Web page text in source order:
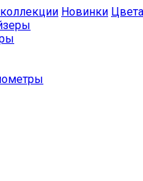
Новинки Цвета